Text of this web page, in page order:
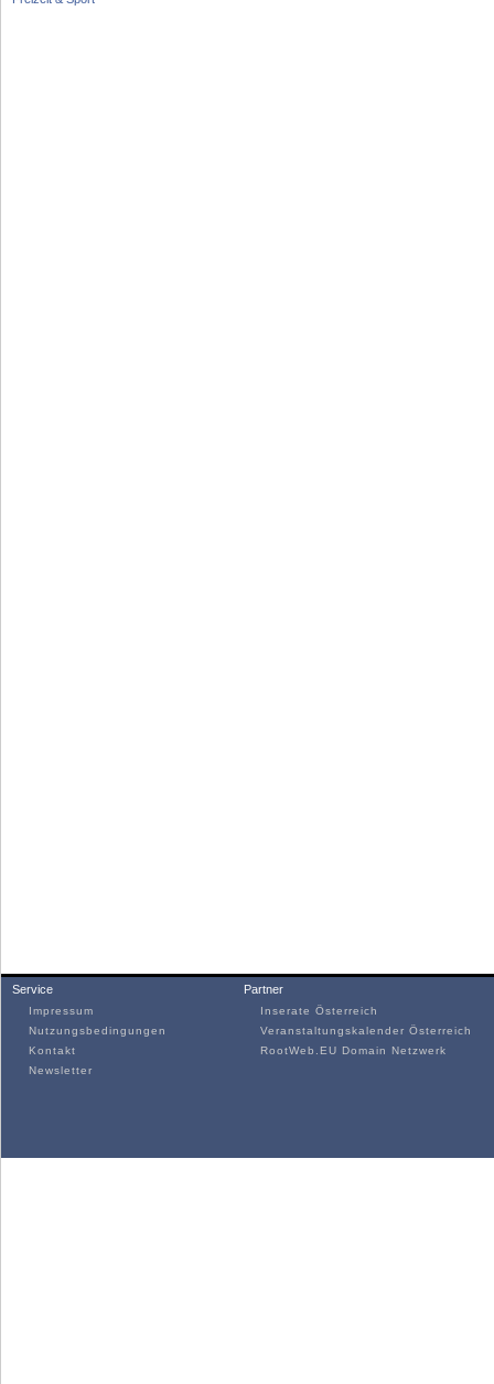
Service
Impressum
Nutzungsbedingungen
Kontakt
Newsletter
Partner
Inserate Österreich
Veranstaltungskalender Österreich
RootWeb.EU Domain Netzwerk